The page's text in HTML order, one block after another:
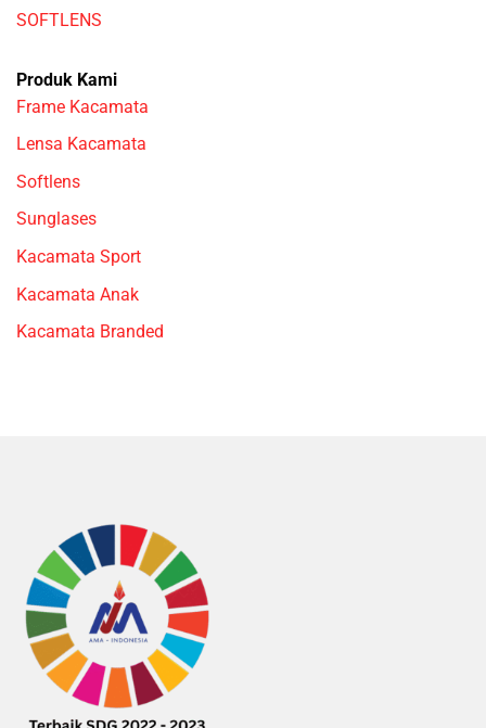
SOFTLENS
Produk Kami
Frame Kacamata
Lensa Kacamata
Softlens
Sunglases
Kacamata Sport
Kacamata Anak
Kacamata Branded